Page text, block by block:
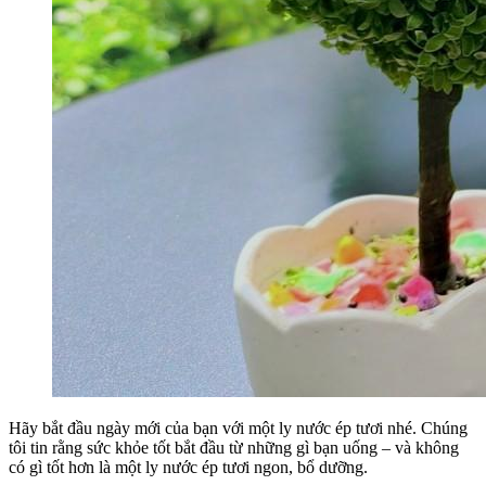
Hãy bắt đầu ngày mới của bạn với một ly nước ép tươi nhé. Chúng
tôi tin rằng sức khỏe tốt bắt đầu từ những gì bạn uống – và không
có gì tốt hơn là một ly nước ép tươi ngon, bổ dưỡng.